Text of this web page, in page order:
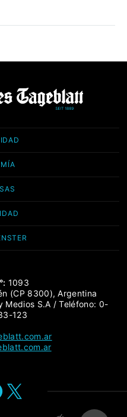
1093
(CP 8300), Argentina
Medios S.A / Teléfono: 0-
123
X